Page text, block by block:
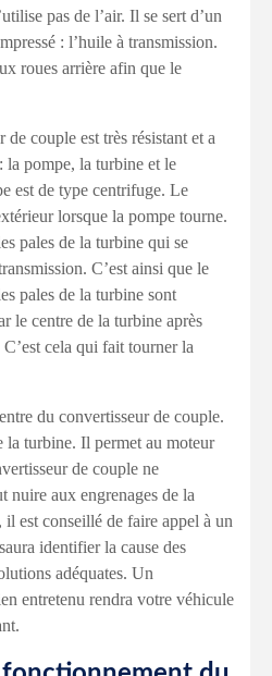
pas de l’air. Il se sert d’un
: l’huile à transmission.
roues arrière afin que le
couple est très résistant et a
la pompe, la turbine et le
est de type centrifuge. Le
lorsque la pompe tourne.
pales de la turbine qui se
C’est ainsi que le
pales de la turbine sont
le centre de la turbine après
cela qui fait tourner la
du convertisseur de couple.
la turbine. Il permet au moteur
de couple ne
nuire aux engrenages de la
il est conseillé de faire appel à un
identifier la cause des
adéquates. Un
entretenu rendra votre véhicule